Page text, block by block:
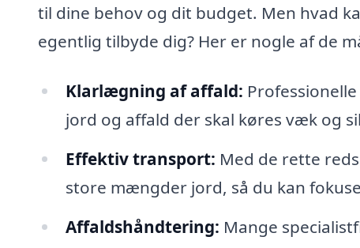
til dine behov og dit budget. Men hvad
egentlig tilbyde dig? Her er nogle af de
Klarlægning af affald:
jord og affald der skal køres væk og
Effektiv transport: Med de rette
store mængder jord, så du kan
Affaldshåndtering: Mange